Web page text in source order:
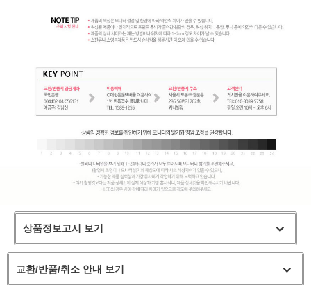
상품정보고시 보기
교환/반품/취소 안내 보기